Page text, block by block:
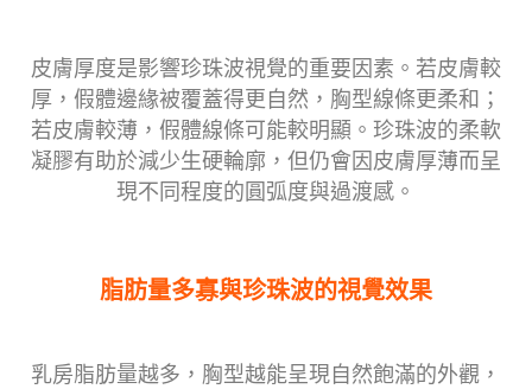
皮膚厚度是影響珍珠波視覺的重要因素。若皮膚較
厚，假體邊緣被覆蓋得更自然，胸型線條更柔和；
若皮膚較薄，假體線條可能較明顯。珍珠波的柔軟
凝膠有助於減少生硬輪廓，但仍會因皮膚厚薄而呈
現不同程度的圓弧度與過渡感。
脂肪量多寡與珍珠波的視覺效果
乳房脂肪量越多，胸型越能呈現自然飽滿的外觀，